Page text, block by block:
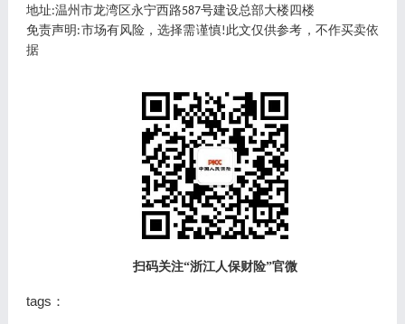
地址:温州市龙湾区永宁西路587号建设总部大楼四楼
免责声明 :市场有风险，选择需谨慎! 此文仅供参考，不作买卖依
据
扫码关注“浙江人保财险”官微
tags：